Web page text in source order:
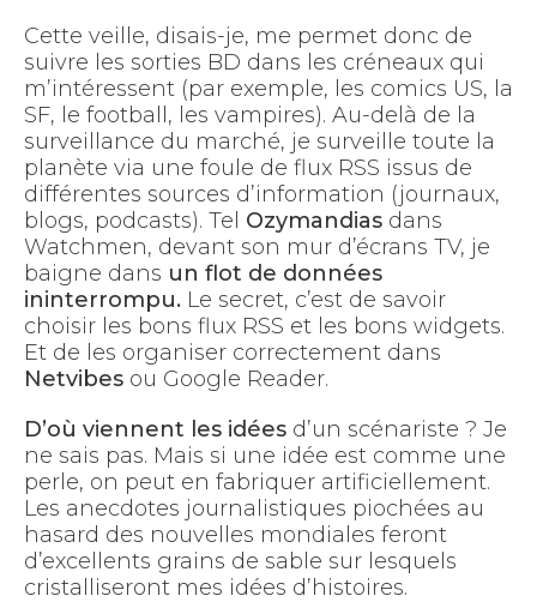
Cette veille, disais-je, me permet donc de
suivre les sorties BD dans les créneaux qui
m’intéressent (par exemple, les comics US, la
SF, le football, les vampires). Au-delà de la
surveillance du marché, je surveille toute la
planète via une foule de flux RSS issus de
différentes sources d’information (journaux,
blogs, podcasts). Tel Ozymandias dans
Watchmen, devant son mur d’écrans TV, je
baigne dans un flot de données
ininterrompu. Le secret, c’est de savoir
choisir les bons flux RSS et les bons widgets.
Et de les organiser correctement dans
Netvibes ou Google Reader.
D’où viennent les idées d’un scénariste ? Je
ne sais pas. Mais si une idée est comme une
perle, on peut en fabriquer artificiellement.
Les anecdotes journalistiques piochées au
hasard des nouvelles mondiales feront
d’excellents grains de sable sur lesquels
cristalliseront mes idées d’histoires.